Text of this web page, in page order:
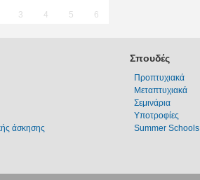
3 4 5 6
άσκησης
Σπουδές
Προπτυχιακά
Μεταπτυχιακά
Σεμινάρια
Υποτροφίες
Summer Schools